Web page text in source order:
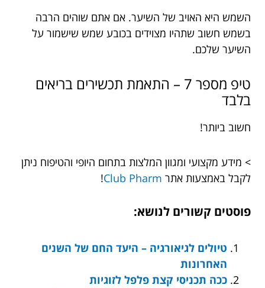
השמש היא האויב של השיער. אם אתם שוהים הרבה
בשמש חשוב שתהיו מצוידים בכובע שמש שישמור על
השיער שלכם.
טיפ מספר 7 – התאמת תכשירים בריאים
בלבד
חשוב ביותר!
> מידע מקצועי ומגוון המלצות בתחום היופי והטיפוח ניתן
לקבל באמצעות אתר Club Pharm
!
פוסטים קשורים לנושא:
טיולים לגיאורגיה – היעד החם של השנים
האחרונות
ככה תכניסי קצת פלפל לזוגיות